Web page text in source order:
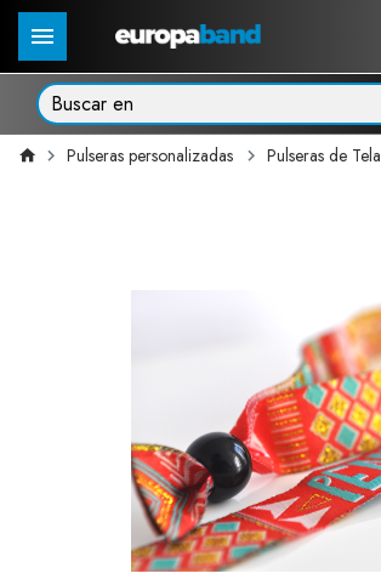
Pulseras personalizadas Pulseras de Tela